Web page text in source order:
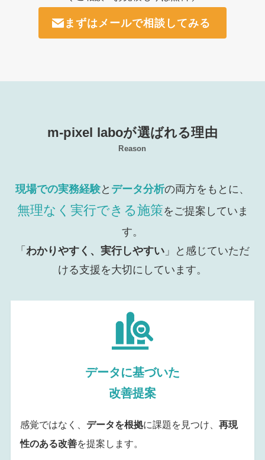
まずはメールで相談してみる
m-pixel laboが選ばれる理由
Reason
現場での実務経験と データ分析の両方をもとに、
無理なく実行できる施策をご提案していま
す。
「 わかりやすく、実行しやすい 」と感じていただ
ける支援を大切にしています。
データに基づいた
改善提案
感覚ではなく、 データを根拠に課題を見つけ、再現
性のある改善を提案します。